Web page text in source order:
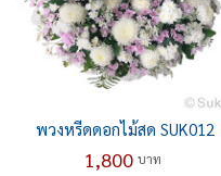
พวงหรีดดอกไม้สด SUK012
1,800 บาท